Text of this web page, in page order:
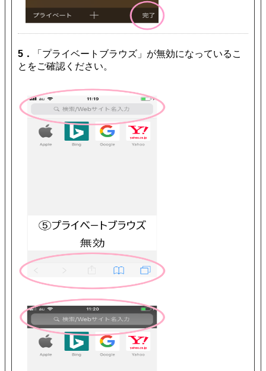
5．
「プライベートブラウズ」が無効になっているこ
とをご確認ください。